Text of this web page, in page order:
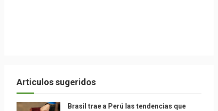
Articulos sugeridos
Brasil trae a Perú las tendencias que